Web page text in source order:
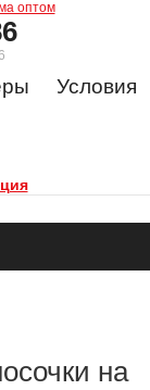
Условия
на